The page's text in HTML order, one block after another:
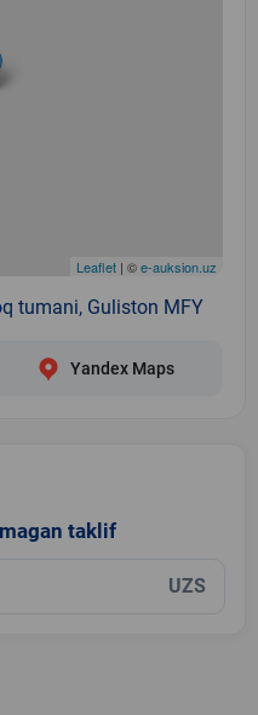
Leaflet | ©e-auksion.uz
tumani, Guliston MFY
Yandex Maps
taklif
UZS